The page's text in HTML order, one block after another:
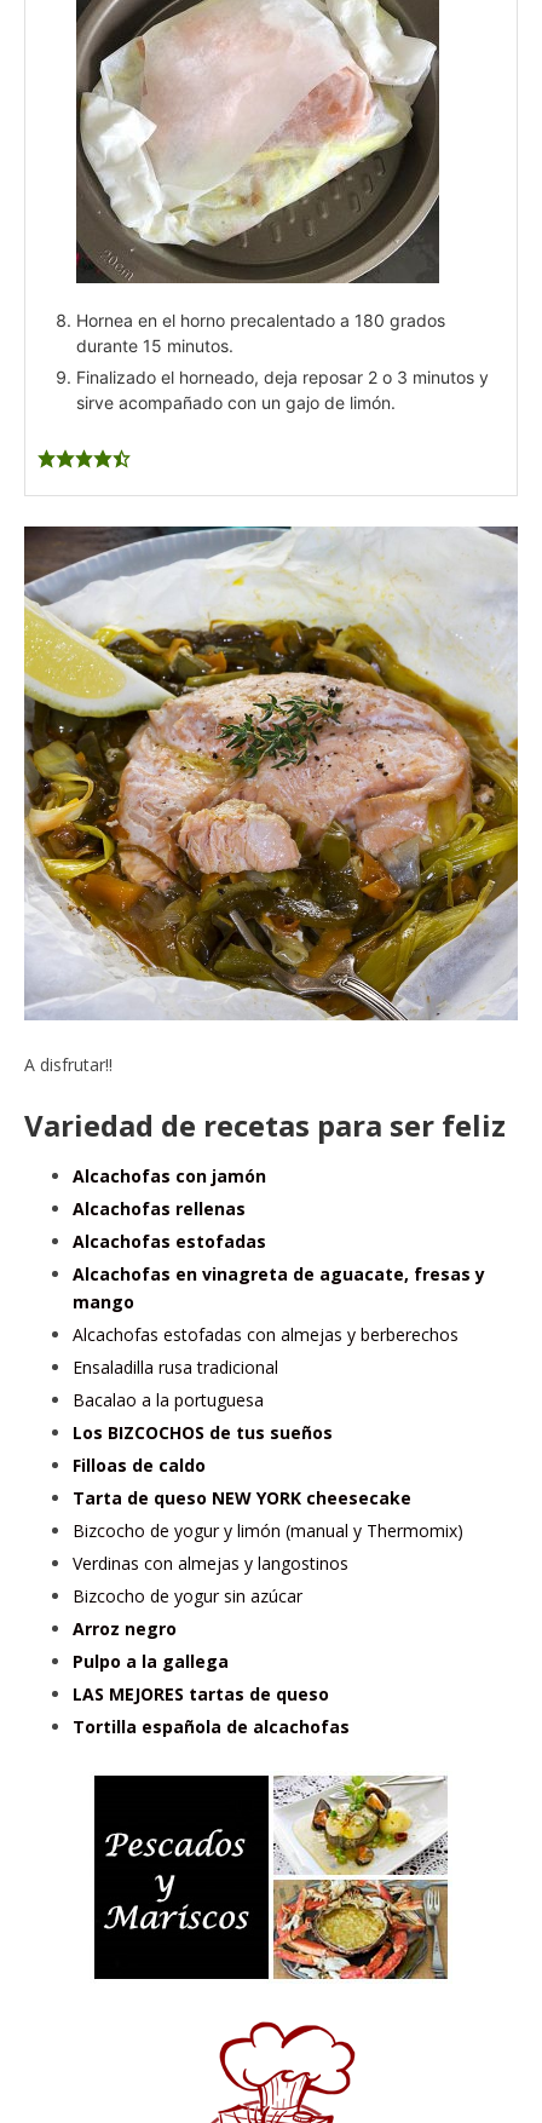
Hornea en el horno precalentado a 180 grados
durante 15 minutos.
Finalizado el horneado, deja reposar 2 o 3 minutos y
sirve acompañado con un gajo de limón.
A disfrutar!!
Variedad de recetas para ser feliz
Alcachofas con jamón
Alcachofas rellenas
Alcachofas estofadas
Alcachofas en vinagreta de aguacate, fresas y
mango
Alcachofas estofadas con almejas y berberechos
Ensaladilla rusa tradicional
Bacalao a la portuguesa
Los BIZCOCHOS de tus sueños
Filloas de caldo
Tarta de queso NEW YORK cheesecake
Bizcocho de yogur y limón (manual y Thermomix)
Verdinas con almejas y langostinos
Bizcocho de yogur sin azúcar
Arroz negro
Pulpo a la gallega
LAS MEJORES tartas de queso
Tortilla española de alcachofas